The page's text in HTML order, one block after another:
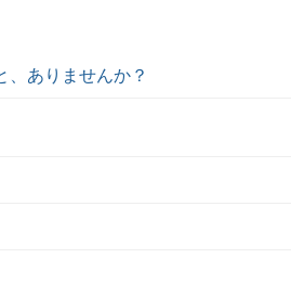
、ありませんか？